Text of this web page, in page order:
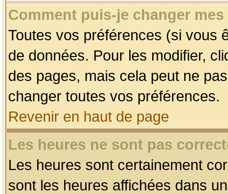
Comment puis-je changer
Toutes vos préférences (si vous
de données. Pour les modifier,
des pages, mais cela peut ne
changer toutes vos préférences.
Revenir en haut de page
Les heures ne sont pas
Les heures sont certainement
sont les heures affichées dans